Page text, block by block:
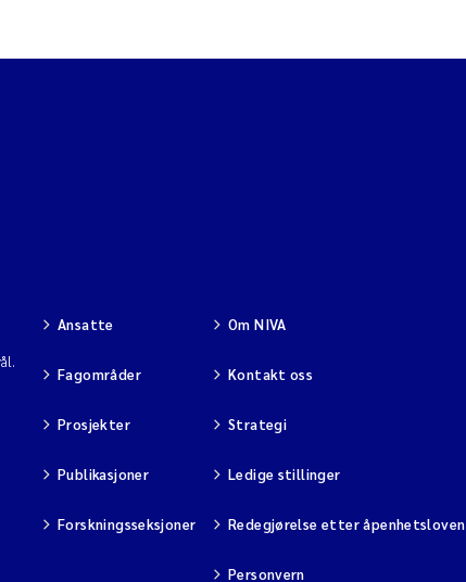
Ansatte
Fagområder
Prosjekter
Publikasjoner
Forskningsseksjoner
Om NIVA
Kontakt oss
Strategi
Ledige stillinger
Redegjørelse etter åpenhetsloven
Personvern